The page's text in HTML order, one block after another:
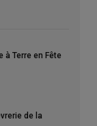
Terre en Fête
de la